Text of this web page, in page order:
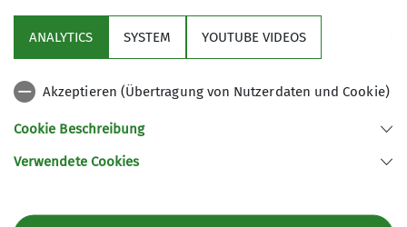
Sektion
Kontakt
71638 Ludwigsburg
ANALYTICS SYSTEM YOUTUBE VIDEOS
Akzeptieren (Übertragung von Nutzerdaten und Cookie)
Cookie Beschreibung
Verwendete Cookies